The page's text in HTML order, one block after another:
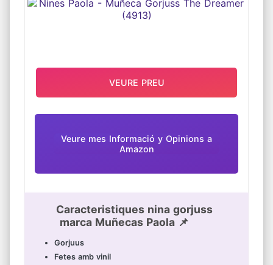
Veure mes Informació y Opinions a
Amazon
Caracteristiques nina gorjuss
marca Muñecas Paola 📌
Gorjuus
Fetes amb vinil
VEURE PREU